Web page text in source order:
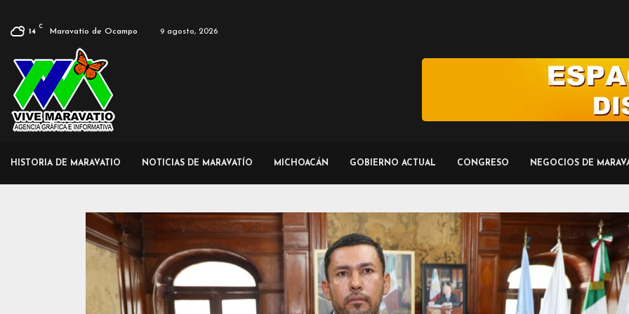
14
C
Maravatío de Ocampo 9 agosto, 2026
HISTORIA DE MARAVATIO NOTICIAS DE MARAVATÍO MICHOACÁN GOBIERNO ACTUAL CONGRESO NEGOCIOS DE